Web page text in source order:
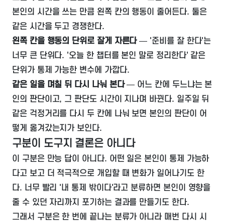
본인의 시간을 쓰는 만큼 왼쪽 칸의 행동이 줄어든다. 둘은
같은 시간을 두고 경쟁한다.
왼쪽 칸을 행동의 단위로 잘게 자른다— '준비를 잘 한다'는
너무 큰 단위다. '오늘 한 챕터를 본인 말로 정리한다' 같은
단위가 통제 가능한 변수에 가깝다.
같은 일을 며칠 뒤 다시 나눠 본다— 어느 칸에 두느냐는 본
인의 판단이고, 그 판단도 시간이 지나며 바뀐다. 일주일 뒤
같은 걱정거리를 다시 두 칸에 나눠 보면 본인의 판단이 어
떻게 옮겨갔는지가 보인다.
구분이 도구지 결론은 아니다
이 구분은 만능 답이 아니다. 어떤 일은 본인이 통제 가능하
다고 보고 더 적극적으로 개입할 때 변화가 일어나기도 한
다. 너무 빨리 '내 통제 밖이다'라고 분류하면 본인이 영향을
줄 수 있던 자리까지 포기하는 결과를 만들기도 한다.
그래서 구분은 한 번에 끝나는 분류가 아니라 매번 다시 시